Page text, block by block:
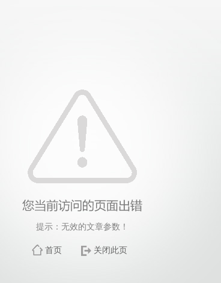
提示：无效的文章参数！
首页 关闭此页